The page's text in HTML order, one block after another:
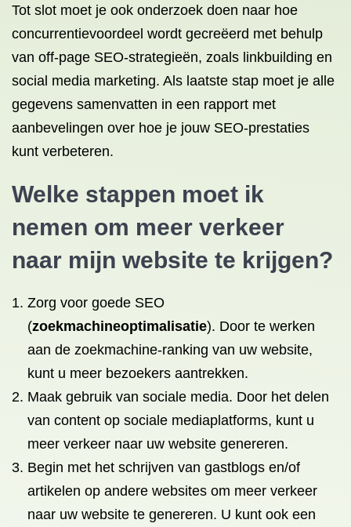
Tot slot moet je ook onderzoek doen naar hoe
concurrentievoordeel wordt gecreëerd met behulp
van off-page SEO-strategieën, zoals linkbuilding en
social media marketing. Als laatste stap moet je alle
gegevens samenvatten in een rapport met
aanbevelingen over hoe je jouw SEO-prestaties
kunt verbeteren.
Welke stappen moet ik
nemen om meer verkeer
naar mijn website te krijgen?
Zorg voor goede SEO
(zoekmachineoptimalisatie). Door te werken
aan de zoekmachine-ranking van uw website,
kunt u meer bezoekers aantrekken.
Maak gebruik van sociale media. Door het delen
van content op sociale mediaplatforms, kunt u
meer verkeer naar uw website genereren.
Begin met het schrijven van gastblogs en/of
artikelen op andere websites om meer verkeer
naar uw website te genereren. U kunt ook een